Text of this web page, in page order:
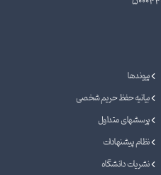
پیوندها
بیانیه حفظ حریم شخصی
پرسشهای متداول
نظام پیشنهادات
نشریات دانشگاه